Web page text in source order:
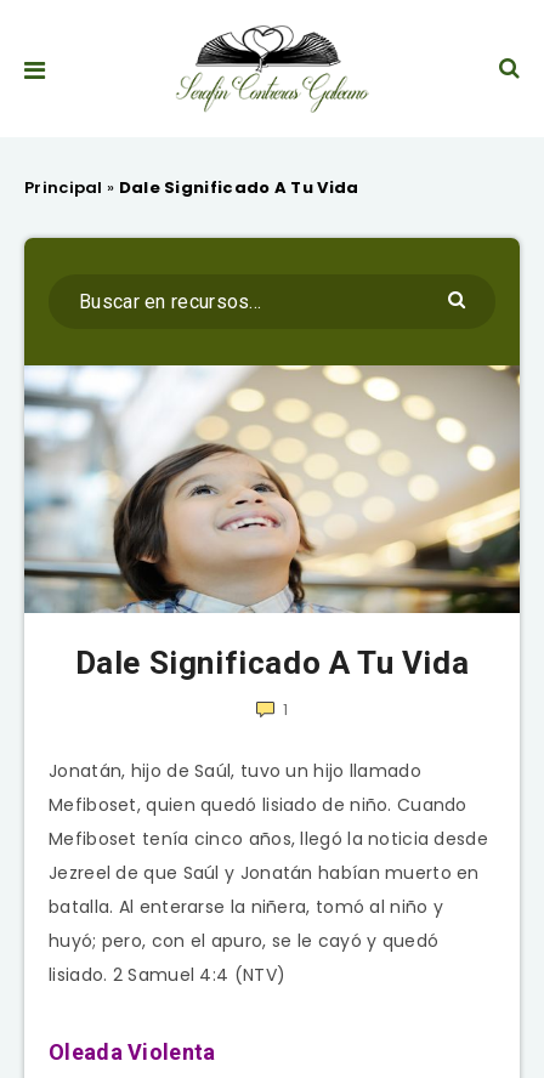
Principal » Dale Significado A Tu Vida
Dale Significado A Tu Vida
1
Jonatán, hijo de Saúl, tuvo un hijo llamado
Mefiboset, quien quedó lisiado de niño. Cuando
Mefiboset tenía cinco años, llegó la noticia desde
Jezreel de que Saúl y Jonatán habían muerto en
batalla. Al enterarse la niñera, tomó al niño y
huyó; pero, con el apuro, se le cayó y quedó
lisiado. 2 Samuel 4:4 (NTV)
Oleada Violenta